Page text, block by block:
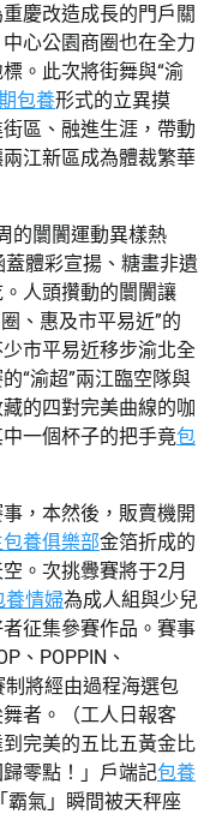
慶改造成長的門戶關
心公園商圈也在全力
。此次將街舞與“渝
包養形式的立異摸
街區、融進生涯，帶動
江新區成為體裁繁華
的闤闠運動異樣熱
體彩宣揚、糖畫非遺
人頭攢動的闤闠讓
、惠及市平易近”的
市平易近移步渝北全
“渝超”兩江臨空隊與
的四對完美曲線的咖
一個杯子的把手竟包
，本然後，販賣機開
養俱樂部金箔折成的
。次挑釁賽將于2月
養情婦為成人組與少兒
征集參賽作品。賽事
、POPPIN、
制將經由過程海選包
者。（工人日報客
完美的五比五黃金比
歸零點！」戶端記包養
霸氣」瞬間被天秤座